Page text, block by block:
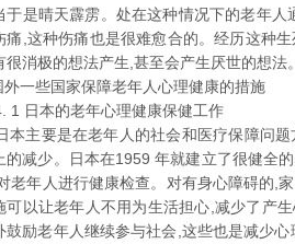
于是晴天霹雳。处在这种情况下的老年
痛,这种伤痛也是很难愈合的。经历这种
很消极的想法产生,甚至会产生厌世的想法。
外一些国家保障老年人心理健康的措施
日本的老年心理健康保健工作
主要是在老年人的社会和医疗保障问题
的减少。日本在1959 年就建立了很健全
老年人进行健康检查。对有身心障碍的,
可以让老年人不用为生活担心,减少了产
鼓励老年人继续参与社会,这些也是减少